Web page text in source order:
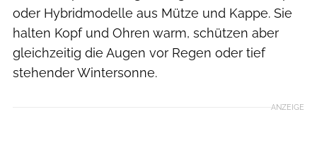
oder Hybridmodelle aus Mütze und Kappe. Sie
halten Kopf und Ohren warm, schützen aber
gleichzeitig die Augen vor Regen oder tief
stehender Wintersonne.
ANZEIGE